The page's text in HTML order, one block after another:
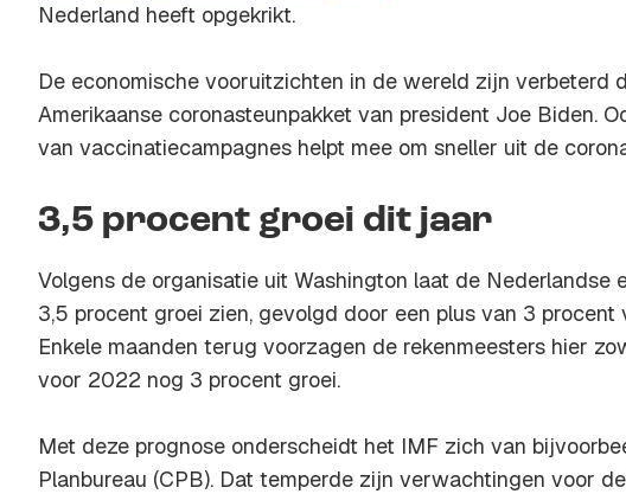
Nederland heeft opgekrikt.
De economische vooruitzichten in de wereld zijn verbeterd
Amerikaanse coronasteunpakket van president Joe Biden.
van vaccinatiecampagnes helpt mee om sneller uit de
3,5 procent groei dit jaar
Volgens de organisatie uit Washington laat de Nederlandse
3,5 procent groei zien, gevolgd door een plus van 3 procent
Enkele maanden terug voorzagen de rekenmeesters hier
voor 2022 nog 3 procent groei.
Met deze prognose onderscheidt het IMF zich van
Planbureau (CPB). Dat temperde zijn verwachtingen voor